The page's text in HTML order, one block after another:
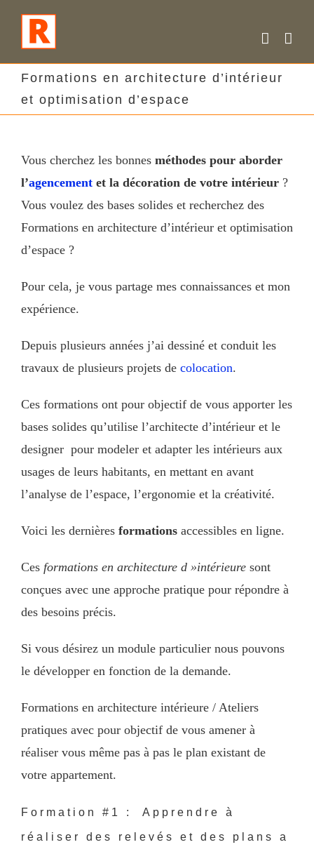
Skip
Formations en architecture d’intérieur
et optimisation d’espace
Vous cherchez les bonnes méthodes pour aborder
l’agencement et la décoration de votre intérieur ?
Vous voulez des bases solides et recherchez des
Formations en architecture d’intérieur et optimisation
d’espace ?
Pour cela, je vous partage mes connaissances et mon
expérience.
Depuis plusieurs années j’ai dessiné et conduit les
travaux de plusieurs projets de colocation.
Ces formations ont pour objectif de vous apporter les
bases solides qu’utilise l’architecte d’intérieur et le
designer pour modeler et adapter les intérieurs aux
usages de leurs habitants, en mettant en avant
l’analyse de l’espace, l’ergonomie et la créativité.
Voici les dernières formations accessibles en ligne.
Ces formations en architecture d »intérieure sont
conçues avec une approche pratique pour répondre à
des besoins précis.
Si vous désirez un module particulier nous pouvons
le développer en fonction de la demande.
Formations en architecture intérieure / Ateliers
pratiques avec pour objectif de vous amener à
réaliser vous même pas à pas le plan existant de
votre appartement.
Formation #1 : Apprendre à
réaliser des relevés et des plans a